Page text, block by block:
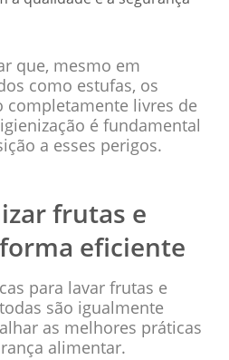
que, mesmo em
como estufas, os
completamente livres de
é fundamental
a esses perigos.
frutas e
eficiente
para lavar frutas e
são igualmente
as melhores práticas
alimentar.